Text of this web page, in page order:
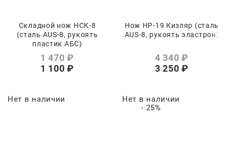
Складной нож НСК-8
(сталь AUS-8, рукоять
пластик АБС)
1 470 ₽
1 100 ₽
Нож НР-19 Кизляр (сталь
AUS-8, рукоять эластрон)
4 340 ₽
3 250 ₽
Нет в наличии
Нет в наличии
- 25%